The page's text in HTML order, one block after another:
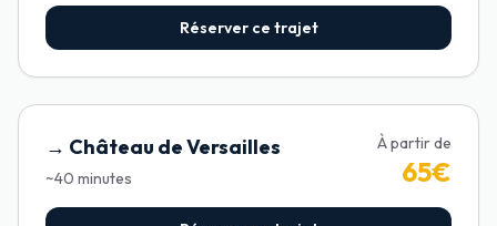
Réserver ce trajet
→ Château de Versailles
~40 minutes
À partir de
65€